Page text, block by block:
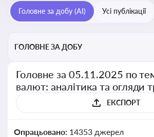
Головне за добу (AI) Усі публікації
ГОЛОВНЕ ЗА ДОБУ
Головне за 05.11.2025 по
валют: аналітика та огляди
ЕКСПОРТ
Опрацьовано: 14353 джерел